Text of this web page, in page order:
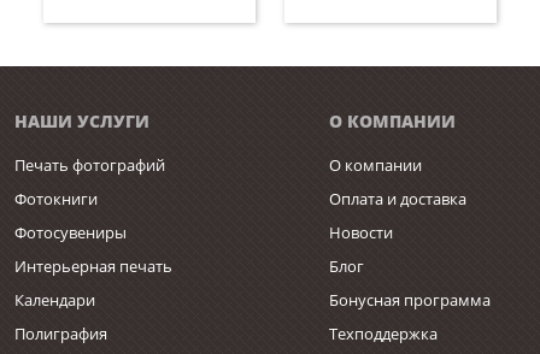
НАШИ УСЛУГИ
Печать фотографий
Фотокниги
Фотосувениры
Интерьерная печать
Календари
Полиграфия
О КОМПАНИИ
О компании
Оплата и доставка
Новости
Блог
Бонусная программа
Техподдержка